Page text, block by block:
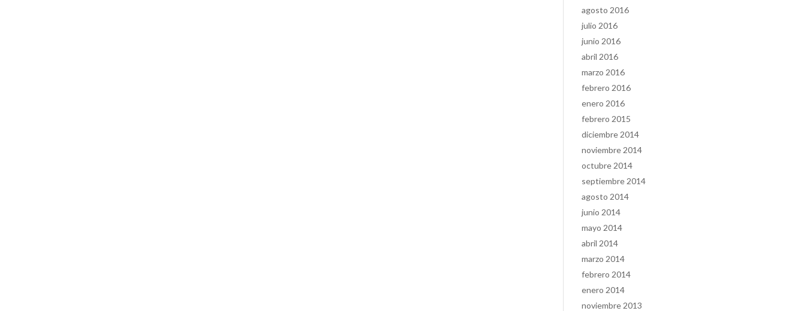
agosto 2016
julio 2016
junio 2016
abril 2016
marzo 2016
febrero 2016
enero 2016
febrero 2015
diciembre 2014
noviembre 2014
octubre 2014
septiembre 2014
agosto 2014
junio 2014
mayo 2014
abril 2014
marzo 2014
febrero 2014
enero 2014
noviembre 2013